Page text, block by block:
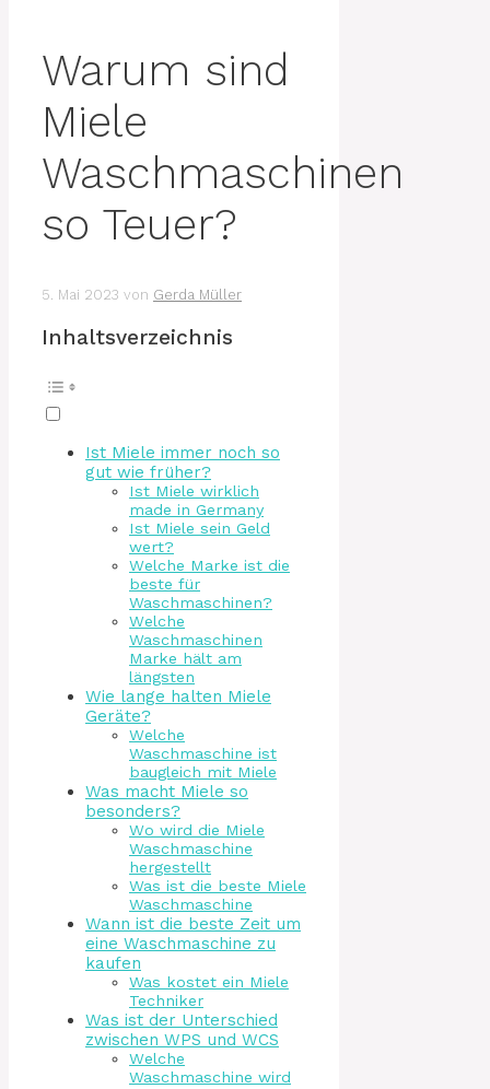
Warum sind
Miele
Waschmaschinen
so Teuer?
5. Mai 2023 von Gerda Müller
Inhaltsverzeichnis
Ist Miele immer noch so
gut wie früher?
Ist Miele wirklich
made in Germany
Ist Miele sein Geld
wert?
Welche Marke ist die
beste für
Waschmaschinen?
Welche
Waschmaschinen
Marke hält am
längsten
Wie lange halten Miele
Geräte?
Welche
Waschmaschine ist
baugleich mit Miele
Was macht Miele so
besonders?
Wo wird die Miele
Waschmaschine
hergestellt
Was ist die beste Miele
Waschmaschine
Wann ist die beste Zeit um
eine Waschmaschine zu
kaufen
Was kostet ein Miele
Techniker
Was ist der Unterschied
zwischen WPS und WCS
Welche
Waschmaschine wird